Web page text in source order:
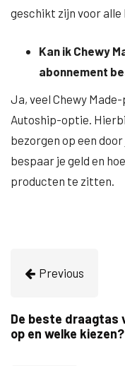
geschikt zijn voor
Kan ik Chewy
abonnement
Ja, veel Chewy
Autoship-optie.
bezorgen op een
bespaar je geld en
producten te zitten.
Previous
De beste draagtas
op en welke kiezen?